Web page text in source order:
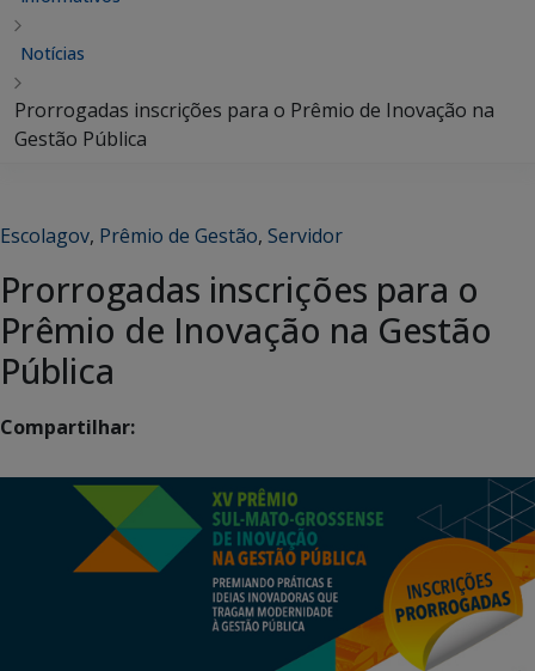
Notícias
Prorrogadas inscrições para o Prêmio de Inovação na
Gestão Pública
Escolagov, Prêmio de Gestão, Servidor
Prorrogadas inscrições para o
Prêmio de Inovação na Gestão
Pública
Compartilhar: